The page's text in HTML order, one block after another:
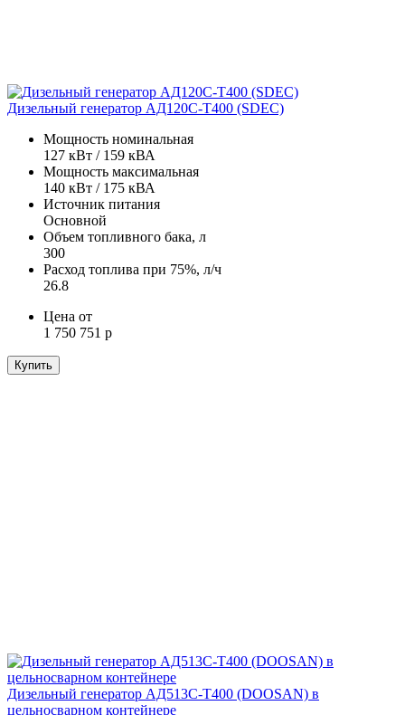
Дизельный генератор АД120С-Т400 (SDEC)
Мощность номинальная
127 кВт / 159 кВА
Мощность максимальная
140 кВт / 175 кВА
Источник питания
Основной
Объем топливного бака, л
300
Расход топлива при 75%, л/ч
26.8
Цена от
1 750 751 р
Купить
Дизельный генератор АД513С-Т400 (DOOSAN) в
цельносварном контейнере